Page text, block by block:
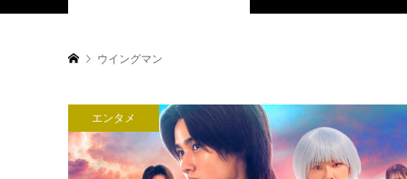
ウイングマン
エンタメ